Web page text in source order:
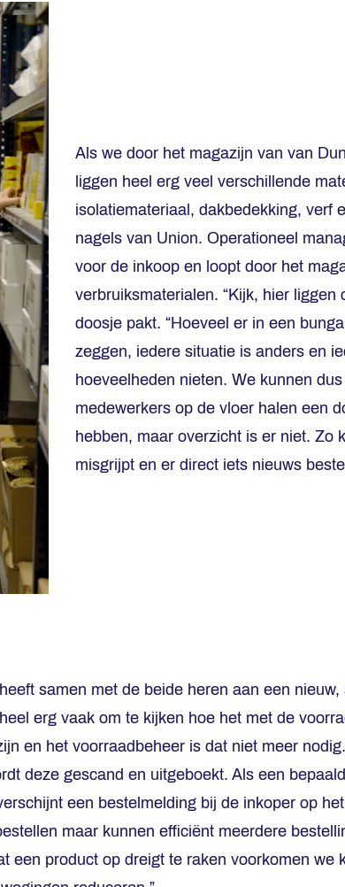
Als we door het magazijn van van
liggen heel erg veel verschillende
isolatiemateriaal, dakbedekking, verf
nagels van Union. Operationeel
voor de inkoop en loopt door het
verbruiksmaterialen. “Kijk, hier liggen
doosje pakt. “Hoeveel er in een
zeggen, iedere situatie is anders en
hoeveelheden nieten. We kunnen
medewerkers op de vloer halen een
hebben, maar overzicht is er niet. Zo
misgrijpt en er direct iets nieuws
samen met de beide heren aan een nieuw,
erg vaak om te kijken hoe het met de
en het voorraadbeheer is dat niet meer
deze gescand en uitgeboekt. Als een
een bestelmelding bij de inkoper op
maar kunnen efficiënt meerdere
een product op dreigt te raken voorkomen we